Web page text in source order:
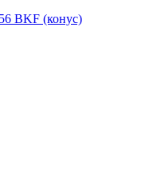
BKF (конус)